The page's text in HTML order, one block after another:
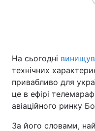
На сьогодні
технічних
привабливо для
це в ефірі
авіаційного ринку
За його словами,